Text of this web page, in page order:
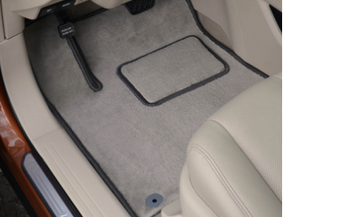
© ателье «Автоковрики
корпус 1.
На нашем сайте в целях
работоспособности
персональных данных,
браузером. Это,
и т.д. Если Вы